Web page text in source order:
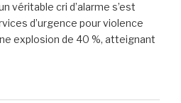
»
véritable cri d’alarme s’est
d’urgence pour violence
explosion de 40 %, atteignant